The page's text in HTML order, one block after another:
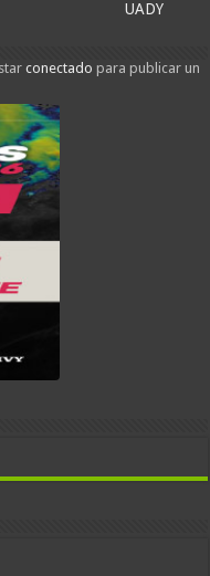
UADY
conectado para publicar un